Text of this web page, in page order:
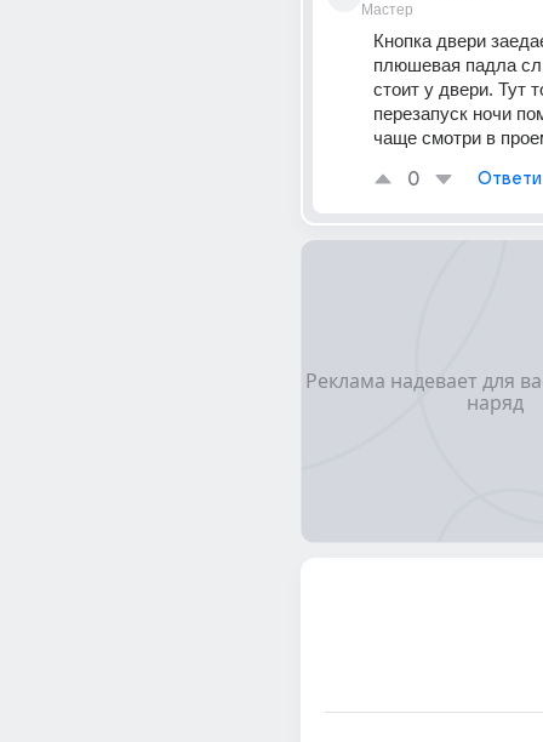
Мастер
Кнопка двери
плюшевая падла
стоит у двери. Тут
перезапуск ночи
чаще смотри в
0